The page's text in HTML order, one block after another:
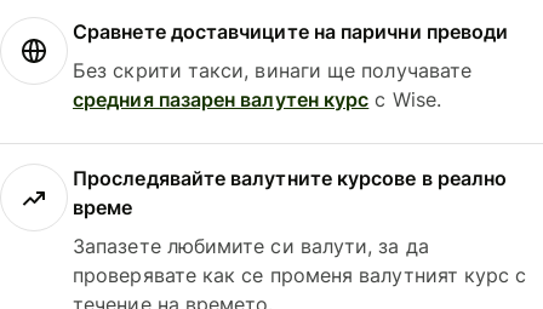
Сравнете доставчиците на парични преводи
Без скрити такси, винаги ще получавате
средния пазарен валутен курс с Wise.
Проследявайте валутните курсове в реално
време
Запазете любимите си валути, за да
проверявате как се променя валутният курс с